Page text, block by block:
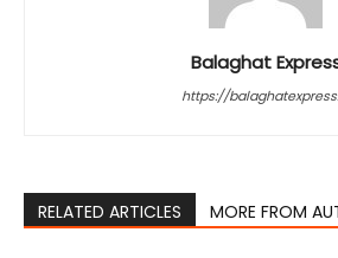
Balaghat
https://
RELATED ARTICLES MORE FROM